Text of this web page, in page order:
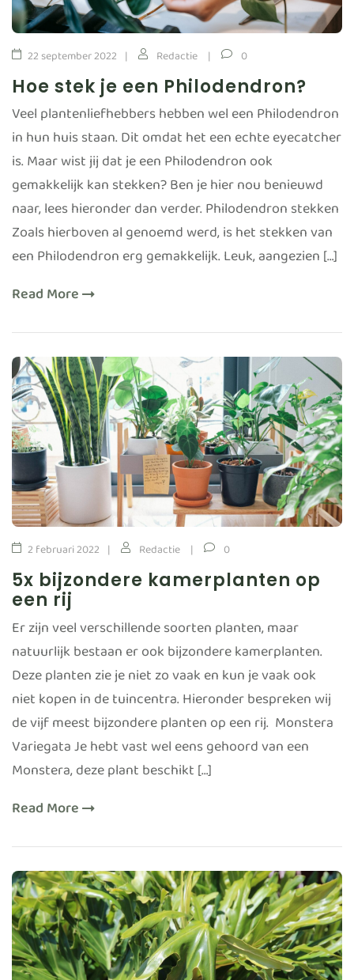
22 september 2022 Redactie 0
Hoe stek je een Philodendron?
Veel plantenliefhebbers hebben wel een Philodendron
in hun huis staan. Dit omdat het een echte eyecatcher
is. Maar wist jij dat je een Philodendron ook
gemakkelijk kan stekken? Ben je hier nou benieuwd
naar, lees hieronder dan verder. Philodendron stekken
Zoals hierboven al genoemd werd, is het stekken van
een Philodendron erg gemakkelijk. Leuk, aangezien […]
Read More
2 februari 2022 Redactie 0
5x bijzondere kamerplanten op
een rij
Er zijn veel verschillende soorten planten, maar
natuurlijk bestaan er ook bijzondere kamerplanten.
Deze planten zie je niet zo vaak en kun je vaak ook
niet kopen in de tuincentra. Hieronder bespreken wij
de vijf meest bijzondere planten op een rij. Monstera
Variegata Je hebt vast wel eens gehoord van een
Monstera, deze plant beschikt […]
Read More